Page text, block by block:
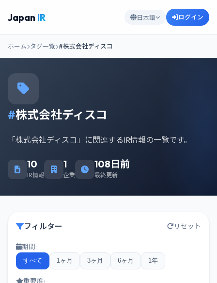
Japan IR 日本語 ログイン
ホーム タグ一覧 #株式会社ディスコ
#株式会社ディスコ
「株式会社ディスコ」に関連するIR情報の一覧です。
10
IR情報
1
企業
108日前
最終更新
フィルター リセット
期間:
すべて 1ヶ月 3ヶ月 6ヶ月 1年
重要度: